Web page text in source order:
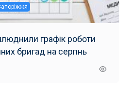
графік роботи
бригад на серпнь